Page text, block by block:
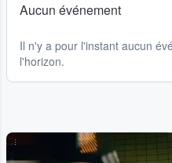
Aucun événement
Il n'y a pour l'instant aucun
l'horizon.
...